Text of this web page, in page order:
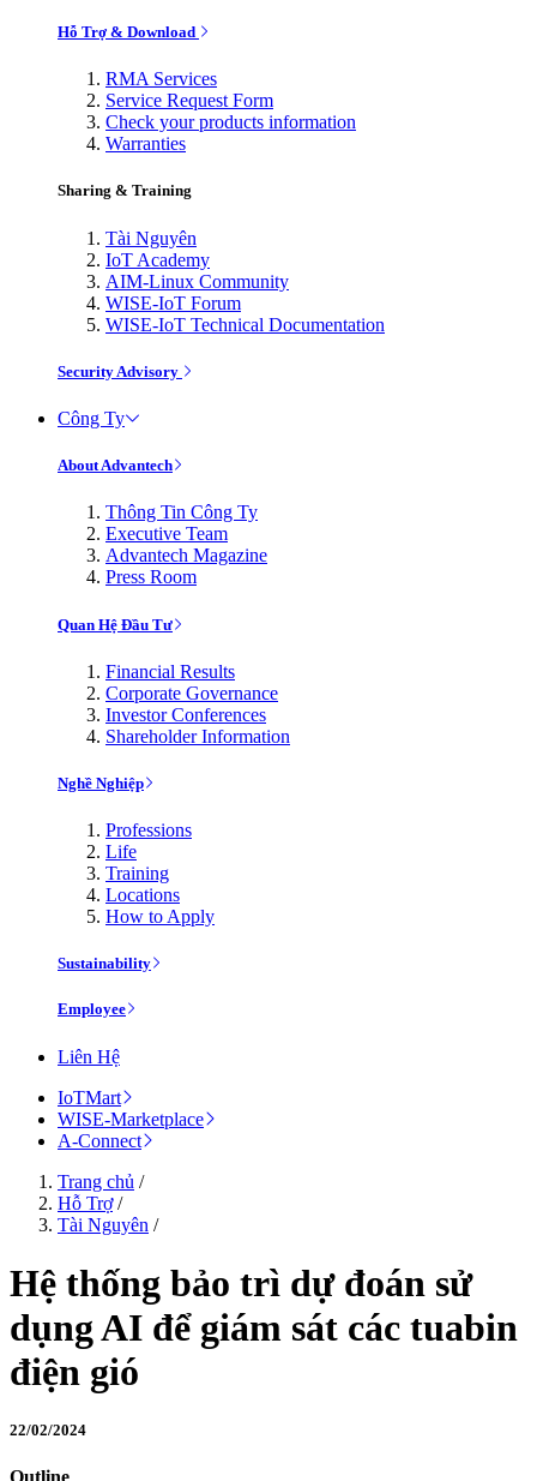
Hỗ Trợ & Download
RMA Services
Service Request Form
Check your products information
Warranties
Sharing & Training
Tài Nguyên
IoT Academy
AIM-Linux Community
WISE-IoT Forum
WISE-IoT Technical Documentation
Security Advisory
Công Ty
About Advantech
Thông Tin Công Ty
Executive Team
Advantech Magazine
Press Room
Quan Hệ Đầu Tư
Financial Results
Corporate Governance
Investor Conferences
Shareholder Information
Nghề Nghiệp
Professions
Life
Training
Locations
How to Apply
Sustainability
Employee
Liên Hệ
IoTMart
WISE-Marketplace
A-Connect
Trang chủ /
Hỗ Trợ/
Tài Nguyên /
Hệ thống bảo trì dự đoán sử
dụng AI để giám sát các tuabin
điện gió
22/02/2024